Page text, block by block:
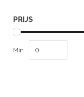
PRIJS
Min